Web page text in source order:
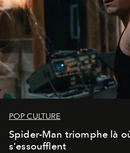
POP CULTURE
Spider-Man triomphe là
s'essoufflent